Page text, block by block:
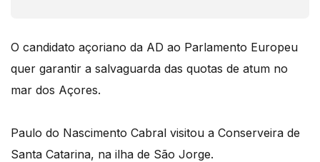
O candidato açoriano da AD ao Parlamento Europeu
quer garantir a salvaguarda das quotas de atum no
mar dos Açores.
Paulo do Nascimento Cabral visitou a Conserveira de
Santa Catarina, na ilha de São Jorge.